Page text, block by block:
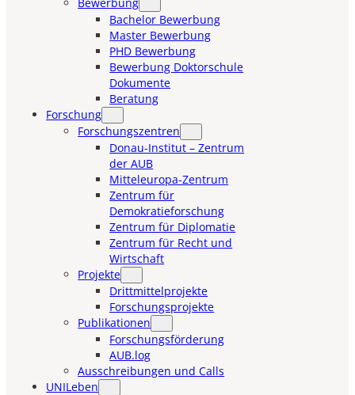
Bachelor Bewerbung
Master Bewerbung
PHD Bewerbung
Bewerbung Doktorschule
Dokumente
Beratung
Forschung
Forschungszentren
Donau-Institut – Zentrum
der AUB
Mitteleuropa-Zentrum
Zentrum für
Demokratieforschung
Zentrum für Diplomatie
Zentrum für Recht und
Wirtschaft
Projekte
Drittmittelprojekte
Forschungsprojekte
Publikationen
Forschungsförderung
AUB.log
Ausschreibungen und Calls
UNILeben